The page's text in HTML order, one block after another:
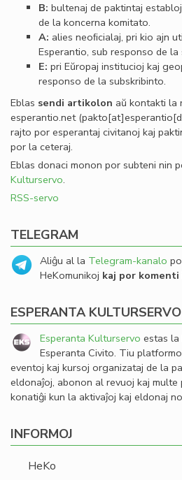
B: bultenaj de paktintaj
de la koncerna komitato.
A: alies neoﬁcialaj, pri kio ajn
Esperantio, sub responso de la
E: pri Eŭropaj institucioj kaj
responso de la subskribinto.
Eblas sendi artikolon aŭ kontakti la
esperantio.net
rajto por esperantaj civitanoj kaj
por la ceteraj.
Eblas donaci monon por subteni nin
Kulturservo.
RSS-servo
TELEGRAM
Aliĝu al la Telegram-kanalo
HeKomunikoj kaj por
ESPERANTA KULTURSERVO
Esperanta Kulturservo estas la
Esperanta Civito. Tiu
eventoj kaj kursoj organizataj de la
eldonaĵoj, abonon al revuoj kaj multe
konatiĝi kun la aktivaĵoj kaj eldonaj
INFORMOJ
HeKo